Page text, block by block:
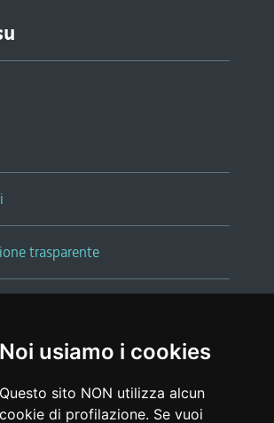
Noi usiamo i cookies
Questo sito NON utilizza alcun
cookie di profilazione. Se vuoi
trasparente
|note legali |glossario